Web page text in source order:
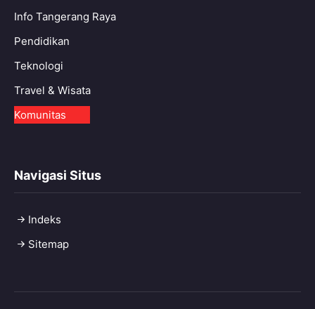
Info Tangerang Raya
Pendidikan
Teknologi
Travel & Wisata
Komunitas
Navigasi Situs
Indeks
Sitemap